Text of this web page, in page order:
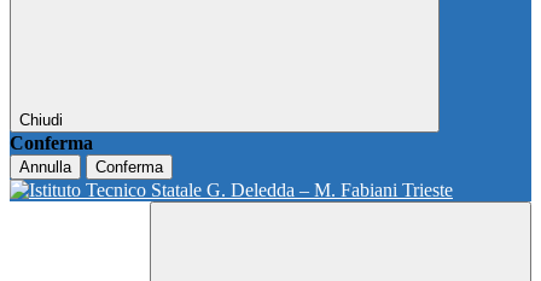
Chiudi
Conferma
Annulla Conferma